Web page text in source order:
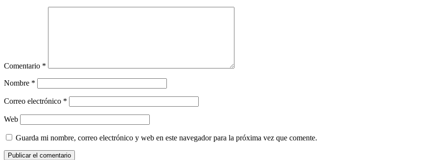
Comentario *
Nombre *
Correo electrónico *
Web
Guarda mi nombre, correo electrónico y web en este navegador para la próxima vez que comente.